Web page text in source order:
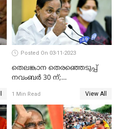
Posted On 03-11-2023
തെലങ്കാന തെരഞ്ഞെടുപ്പ്
നവംബര്‍ 30 ന്;
മുഖ്യമന്ത്രി ചന്ദ്രശേഖര്‍ റാവു
1 Min Read View All